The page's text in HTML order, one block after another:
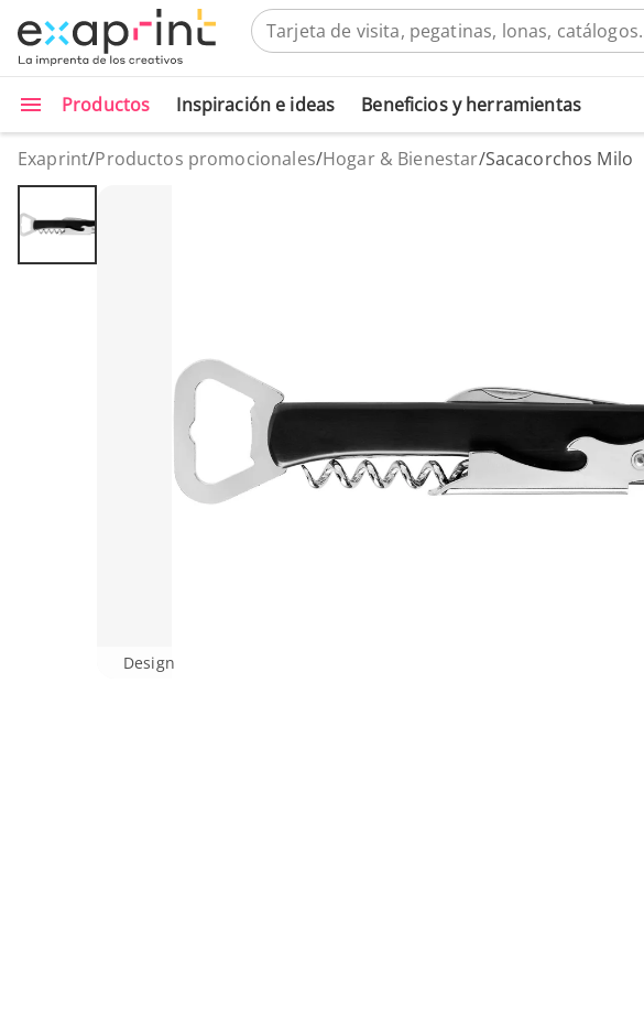
Productos Inspiración e ideas Beneficios y herramientas
Exaprint/Productos promocionales/Hogar & Bienestar/Sacacorchos Milo
Design